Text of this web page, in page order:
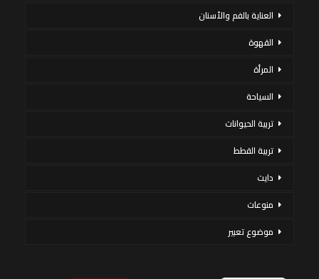
العناية بالفم والأسنان
القهوة
المرأة
السياحة
تربية الحيوانات
تربية القطط
دايت
منوعات
موضوع تعبير